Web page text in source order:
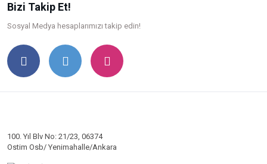
Bizi Takip Et!
Sosyal Medya hesaplarımızı takip edin!
100. Yıl Blv No: 21/23, 06374
Ostim Osb/ Yenimahalle/Ankara